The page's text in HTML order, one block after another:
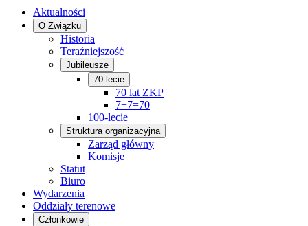
Aktualności
O Związku
Historia
Teraźniejszość
Jubileusze
70-lecie
70 lat ZKP
7+7=70
100-lecie
Struktura organizacyjna
Zarząd główny
Komisje
Statut
Biuro
Wydarzenia
Oddziały terenowe
Członkowie